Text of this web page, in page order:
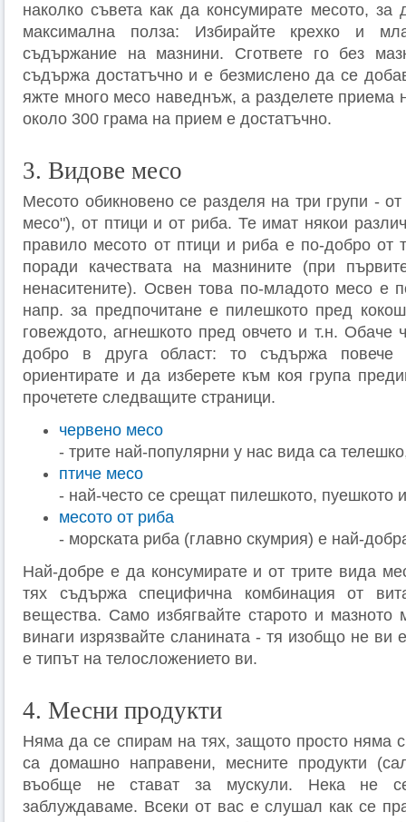
наколко съвета как да консумирате месото, за
максимална полза: Избирайте крехко и
съдържание на мазнини. Сгответе го без
съдържа достатъчно и е безмислено да се
яжте много месо наведнъж, а разделете приема
около 300 грама на прием е достатъчно.
3. Видове месо
Месото обикновено се разделя на три групи -
месо"), от птици и от риба. Те имат някои
правило месото от птици и риба е по-добро от
поради качествата на мазнините (при
ненаситените). Освен това по-младото месо е
напр. за предпочитане е пилешкото пред
говеждото, агнешкото пред овчето и т.н. Обаче
добро в друга област: то съдържа
ориентирате и да изберете към коя група
прочетете следващите страници.
червено месо
- трите най-популярни у нас вида са
птиче месо
- най-често се срещат пилешкото, пуешкото
месото от риба
- морската риба (главно скумрия) е най-
Най-добре е да консумирате и от трите вида
тях съдържа специфична комбинация от
вещества. Само избягвайте старото и мазното
винаги изрязвайте сланината - тя изобщо не ви
е типът на телосложението ви.
4. Месни продукти
Няма да се спирам на тях, защото просто няма
са домашно направени, месните продукти
въобще не стават за мускули. Нека не
заблуждаваме. Всеки от вас е слушал как се